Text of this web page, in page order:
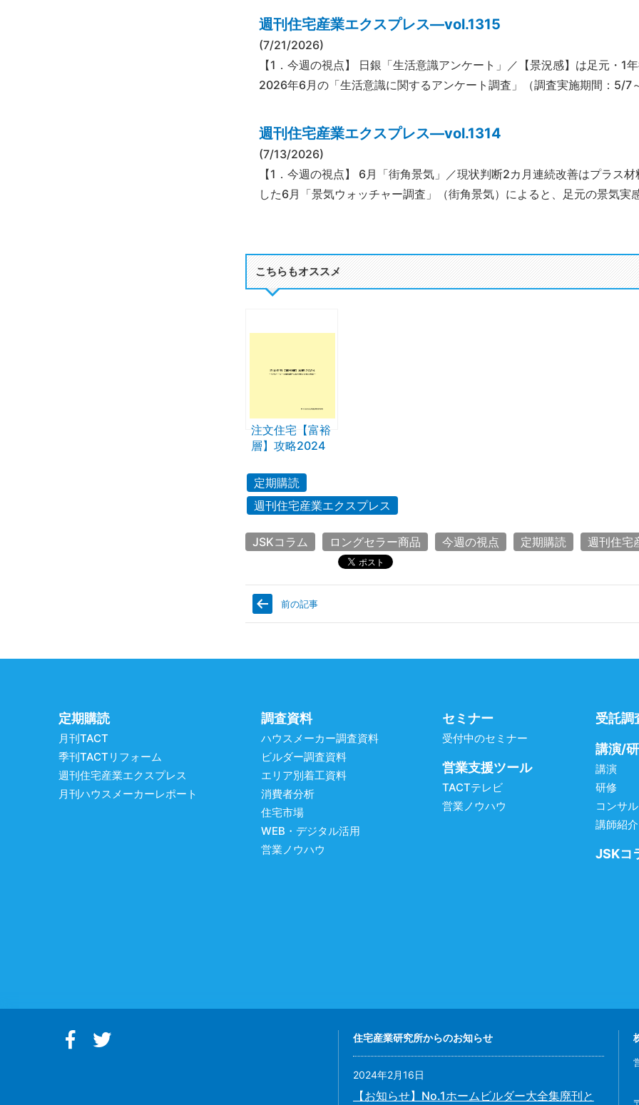
週刊住宅産業エクスプレス―vol.1315
(7/21/2026)
【1．今週の視点】 日銀「生活意識アンケート」／【景況感】は足元
2026年6月の「生活意識に関するアンケート調査」（調査実施期間：5/7
週刊住宅産業エクスプレス―vol.1314
(7/13/2026)
【1．今週の視点】 6月「街角景気」／現状判断2カ月連続改善はプラ
した6月「景気ウォッチャー調査」（街角景気）によると、足元の景気
こちらもオススメ
注文住宅【富裕
層】攻略2024
定期購読
週刊住宅産業エクスプレス
JSKコラム ロングセラー商品 今週の視点 定期購読 週刊住宅
前の記事
定期購読
月刊TACT
季刊TACTリフォーム
週刊住宅産業エクスプレス
月刊ハウスメーカーレポート
調査資料
ハウスメーカー調査資料
ビルダー調査資料
エリア別着工資料
消費者分析
住宅市場
WEB・デジタル活用
営業ノウハウ
セミナー
受付中のセミナー
営業支援ツール
TACTテレビ
営業ノウハウ
受託調
講演/
講演
研修
コンサル
講師紹介
JSKコ
住宅産業研究所からのお知らせ
2024年2月16日
【お知らせ】No.1ホームビルダー大全集廃刊と